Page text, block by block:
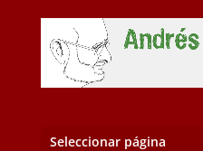
Seleccionar página